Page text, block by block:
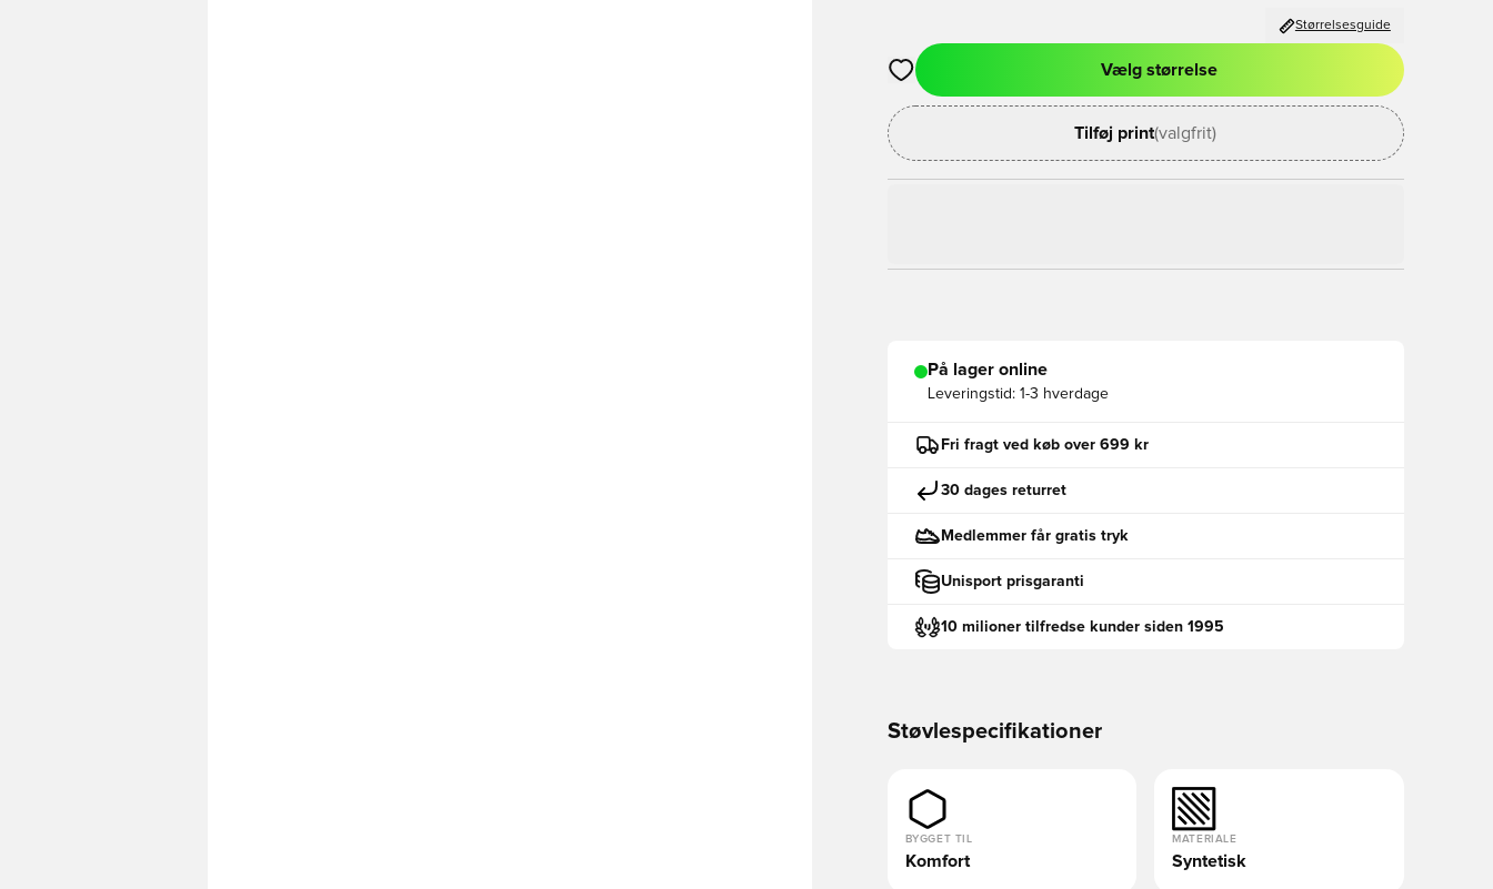
Størrelsesguide
Åbner en Modal til at logge ind eller tilmelde dig som medlem
Vælg størrelse
Tilføj print(valgfrit)
På lager online
Leveringstid: 1-3 hverdage
Fri fragt ved køb over 699 kr
30 dages returret
Medlemmer får gratis tryk
Unisport prisgaranti
10 milioner tilfredse kunder siden 1995
Støvlespecifikationer
BYGGET TIL
Komfort
MATERIALE
Syntetisk